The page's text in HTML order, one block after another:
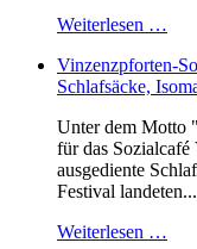
Weiterlesen …
Vinzenzpforten-
Schlafsäcke,
Unter dem Motto
für das
ausgediente
Festival landeten...
Weiterlesen …